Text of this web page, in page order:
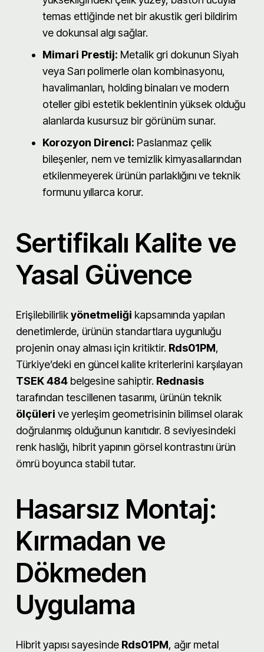
temas ettiğinde net bir akustik geri bildirim
ve dokunsal algı sağlar.
Mimari Prestij: Metalik gri dokunun Siyah
veya Sarı polimerle olan kombinasyonu,
havalimanları, holding binaları ve modern
oteller gibi estetik beklentinin yüksek olduğu
alanlarda kusursuz bir görünüm sunar.
Korozyon Direnci: Paslanmaz çelik
bileşenler, nem ve temizlik kimyasallarından
etkilenmeyerek ürünün parlaklığını ve teknik
formunu yıllarca korur.
Sertifikalı Kalite ve
Yasal Güvence
Erişilebilirlikyönetmeliği kapsamında yapılan
denetimlerde, ürünün standartlara uygunluğu
projenin onay alması için kritiktir. Rds01PM,
Türkiye’deki en güncel kalite kriterlerini karşılayan
TSEK 484 belgesine sahiptir. Rednasis
tarafından tescillenen tasarımı, ürünün teknik
ölçüleri ve yerleşim geometrisinin bilimsel olarak
doğrulanmış olduğunun kanıtıdır. 8 seviyesindeki
renk haslığı, hibrit yapının görsel kontrastını ürün
ömrü boyunca stabil tutar.
Hasarsız Montaj:
Kırmadan ve
Dökmeden
Uygulama
Hibrit yapısı sayesinde Rds01PM, ağır metal